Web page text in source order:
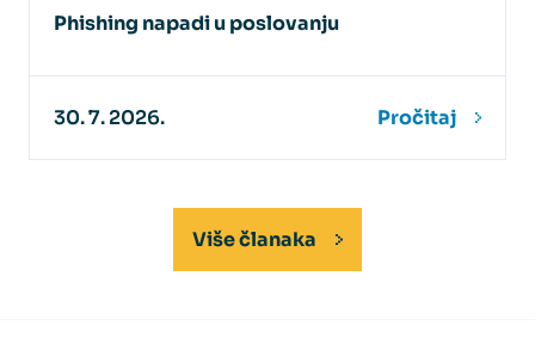
Phishing napadi u poslovanju
30. 7. 2026. Pročitaj
Više članaka